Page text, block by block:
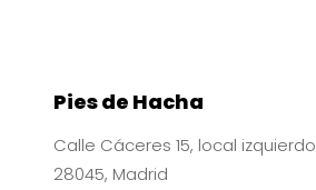
Pies de Hacha
Calle Cáceres 15, local izquierdo
28045, Madrid